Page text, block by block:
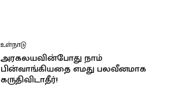
உள்நாடு
அரகலயவின்போது நாம்
பின்வாங்கியதை எமது பலவீனமாக
கருதிவிடாதீர்!